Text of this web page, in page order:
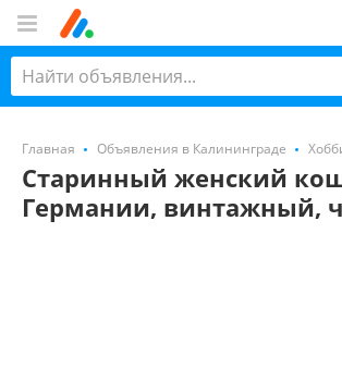
Главная Объявления в Калининграде
Старинный женский
Германии, винтажный,